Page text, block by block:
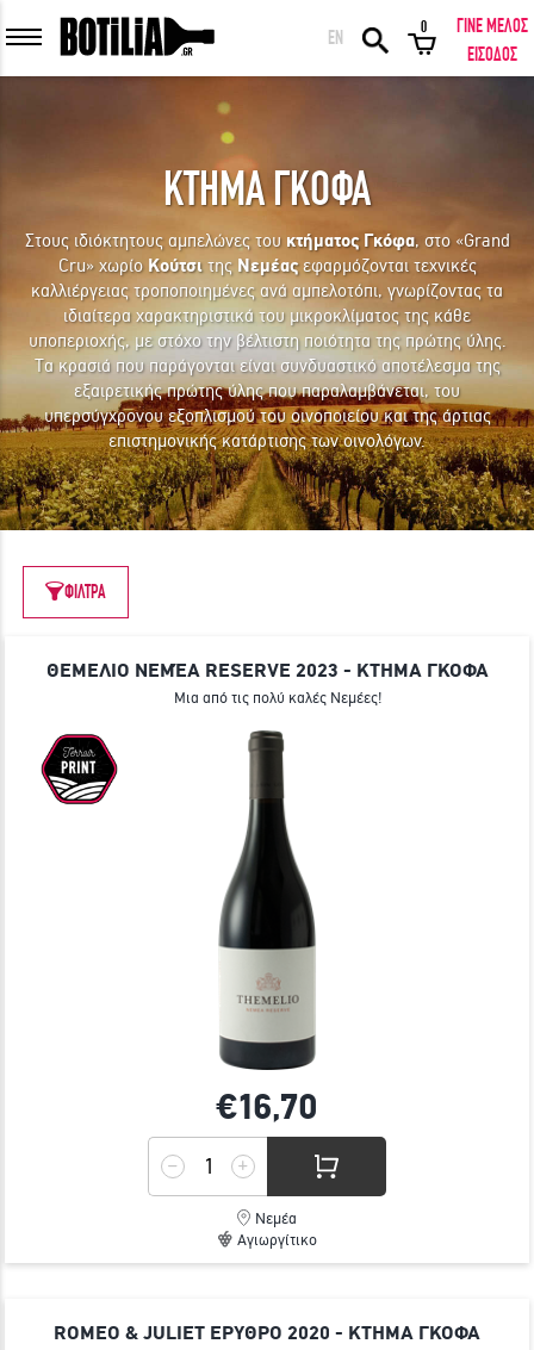
ΕΙΣΟΔΟΣ ΜΕΛΩΝ
ΕΙΣΟΔΟΣ Ξέχασα τον κωδικό μου!
ΕΙΣΟΔΟΣ ΜΕ FACEBOOK
ΕΚΠΛΗΚΤΙΚΑ ΚΡΑΣΙΑ ΑΠΟ ΟΛΟ ΤΟΝ ΚΟΣΜΟ ΣΤΗΝ ΠΟΡΤΑ ΣΟΥ ΣΕ
ΜΟΝΑΔΙΚΕΣ ΠΡΟΣΦΟΡΕΣ!
ΓΙΝΕ ΜΕΛΟΣ
EN
0
ΓΙΝΕ ΜΕΛΟΣ
ΕΙΣΟΔΟΣ
ΚΤΗΜΑ ΓΚΟΦΑ
Στους ιδιόκτητους αμπελώνες του κτήματος Γκόφα, στο «Grand
Cru» χωρίο Κούτσιτης Νεμέαςεφαρμόζονται τεχνικές
καλλιέργειας τροποποιημένες ανά αμπελοτόπι, γνωρίζοντας τα
ιδιαίτερα χαρακτηριστικά του μικροκλίματος της κάθε
υποπεριοχής, με στόχο την βέλτιστη ποιότητα της πρώτης ύλης.
Τα κρασιά που παράγονται είναι συνδυαστικό αποτέλεσμα της
εξαιρετικής πρώτης ύλης που παραλαμβάνεται, του
υπερσύγχρονου εξοπλισμού του οινοποιείου και της άρτιας
επιστημονικής κατάρτισης των οινολόγων.
ΦΙΛΤΡΑ
ΘΕΜΕΛΙΟ ΝΕΜΈΑ RESERVE 2023 - ΚΤΗΜΑ ΓΚΟΦΑ
Μια από τις πολύ καλές Νεμέες!
€16,70
Νεμέα
Αγιωργίτικο
ROMEO & JULIET ΕΡΥΘΡΟ 2020 - ΚΤΗΜΑ ΓΚΟΦΑ